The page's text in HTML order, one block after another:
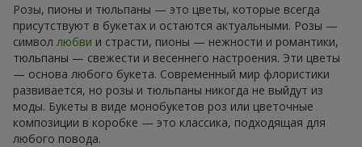
Розы, пионы и тюльпаны — это цветы, которые всегда
присутствуют в букетах и остаются актуальными. Розы —
символ любви и страсти, пионы — нежности и романтики,
тюльпаны — свежести и весеннего настроения. Эти цветы
— основа любого букета. Современный мир флористики
развивается, но розы и тюльпаны никогда не выйдут из
моды. Букеты в виде монобукетов роз или цветочные
композиции в коробке — это классика, подходящая для
любого повода.